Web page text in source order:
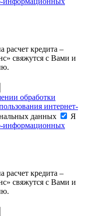
расчет кредита –
свяжутся с Вами и
обработки
интернет-
данных
Я
информационных
расчет кредита –
свяжутся с Вами и